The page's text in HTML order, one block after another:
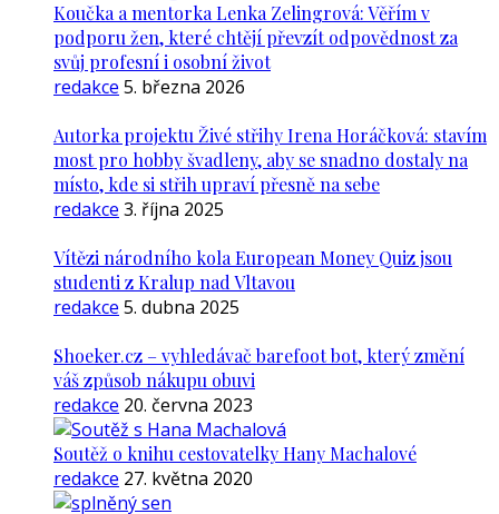
Koučka a mentorka Lenka Zelingrová: Věřím v
podporu žen, které chtějí převzít odpovědnost za
svůj profesní i osobní život
redakce 5. března 2026
Autorka projektu Živé střihy Irena Horáčková: stavím
most pro hobby švadleny, aby se snadno dostaly na
místo, kde si střih upraví přesně na sebe
redakce 3. října 2025
Vítězi národního kola European Money Quiz jsou
studenti z Kralup nad Vltavou
redakce 5. dubna 2025
Shoeker.cz – vyhledávač barefoot bot, který změní
váš způsob nákupu obuvi
redakce 20. června 2023
Soutěž o knihu cestovatelky Hany Machalové
redakce 27. května 2020